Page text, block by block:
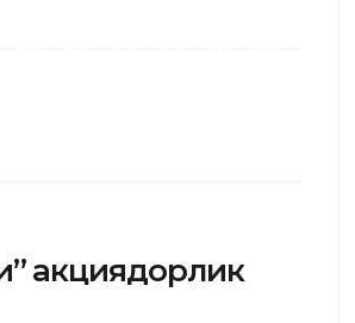
акциядорлик